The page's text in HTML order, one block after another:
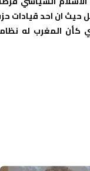
حيث ان احد قيادات
الظهير البربري كأن المغرب له